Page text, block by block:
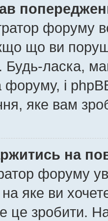
форуму
що ви
ласка,
форуму, і
яке вам
на
форуму
яке ви
це зробити.